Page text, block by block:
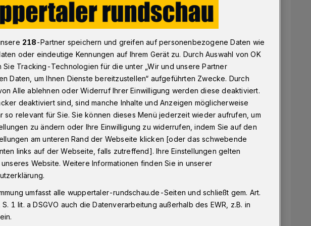
Kein neues Asphaltmischwerk
in Vohwinkel begrüßen die
die weitere Planung für ein neues
Dornap aus wirtschaftlichen Gründen
218-Partner speichern und greifen auf personenbezogene Daten wie
oder eindeutige Kennungen auf Ihrem Gerät zu. Durch Auswahl von OK
Sie Tracking-Technologien für die unter „Wir und unsere Partner
Daten, um Ihnen Dienste bereitzustellen“ aufgeführten Zwecke. Durch
Alle ablehnen oder Widerruf Ihrer Einwilligung werden diese deaktiviert.
deaktiviert sind, sind manche Inhalte und Anzeigen möglicherweise
so relevant für Sie. Sie können dieses Menü jederzeit wieder aufrufen, um
zu ändern oder Ihre Einwilligung zu widerrufen, indem Sie auf den
am unteren Rand der Webseite klicken [oder das schwebende
links auf der Webseite, falls zutreffend]. Ihre Einstellungen gelten
Website. Weitere Informationen finden Sie in unserer
umfasst alle wuppertaler-rundschau.de-Seiten und schließt gem. Art.
1 lit. a DSGVO auch die Datenverarbeitung außerhalb des EWR, z.B. in